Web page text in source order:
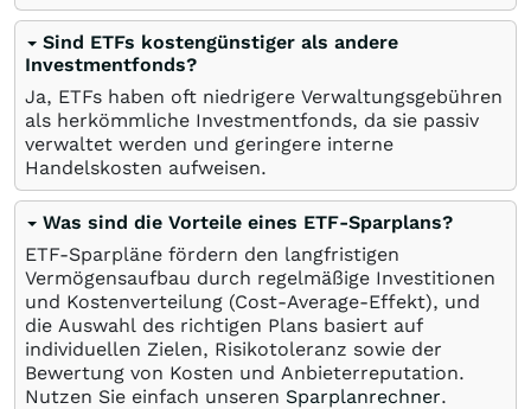
Sind ETFs kostengünstiger als andere
Investmentfonds?
Ja, ETFs haben oft niedrigere Verwaltungsgebühren
als herkömmliche Investmentfonds, da sie passiv
verwaltet werden und geringere interne
Handelskosten aufweisen.
Was sind die Vorteile eines ETF-Sparplans?
ETF-Sparpläne fördern den langfristigen
Vermögensaufbau durch regelmäßige Investitionen
und Kostenverteilung (Cost-Average-Effekt), und
die Auswahl des richtigen Plans basiert auf
individuellen Zielen, Risikotoleranz sowie der
Bewertung von Kosten und Anbieterreputation.
Nutzen Sie einfach unseren Sparplanrechner.